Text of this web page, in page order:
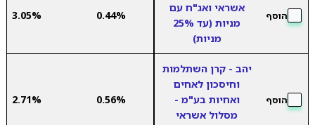
הוסף
אשראי ואג"ח עם
מניות (עד 25%
מניות)
0.44%
3.05%
הוסף
יהב - קרן השתלמות
וחיסכון לאחים
ואחיות בע"מ -
מסלול אשראי
0.56%
2.71%